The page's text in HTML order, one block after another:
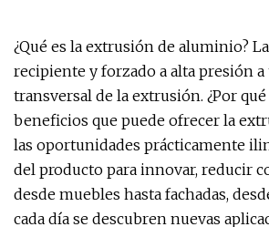
¿Qué es la extrusión de aluminio?
recipiente y forzado a alta presión
transversal de la extrusión. ¿Por
beneficios que puede ofrecer la
las oportunidades prácticamente
del producto para innovar, reducir
desde muebles hasta fachadas,
cada día se descubren nuevas